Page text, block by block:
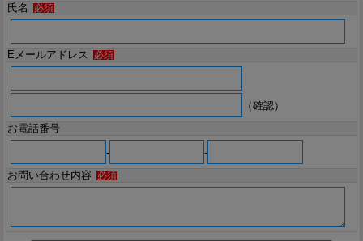
氏名 必須
Eメールアドレス 必須
（確認）
お電話番号
-
-
お問い合わせ内容
必須